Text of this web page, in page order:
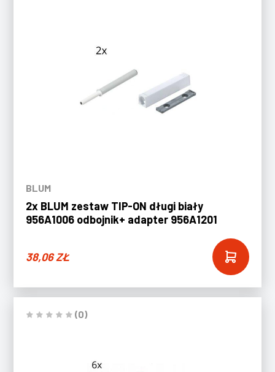
BLUM
2x BLUM zestaw TIP-ON długi biały
956A1006 odbojnik+ adapter 956A1201
38,06ZŁ
(0)